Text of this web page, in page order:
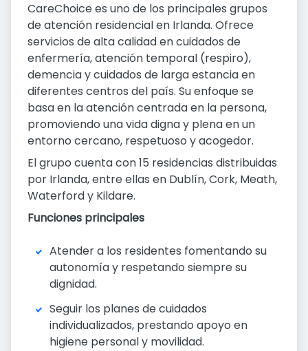
CareChoice es uno de los principales grupos
de atención residencial en Irlanda. Ofrece
servicios de alta calidad en cuidados de
enfermería, atención temporal (respiro),
demencia y cuidados de larga estancia en
diferentes centros del país. Su enfoque se
basa en la atención centrada en la persona,
promoviendo una vida digna y plena en un
entorno cercano, respetuoso y acogedor.
El grupo cuenta con 15 residencias distribuidas
por Irlanda, entre ellas en Dublín, Cork, Meath,
Waterford y Kildare.
Funciones principales
Atender a los residentes fomentando su
autonomía y respetando siempre su
dignidad.
Seguir los planes de cuidados
individualizados, prestando apoyo en
higiene personal y movilidad.